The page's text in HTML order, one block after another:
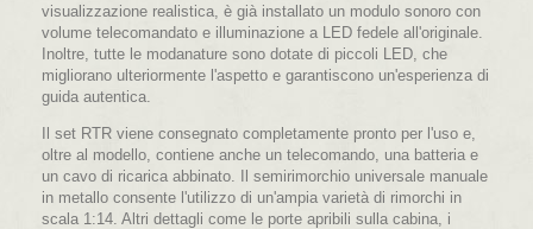
visualizzazione realistica, è già installato un modulo sonoro con
volume telecomandato e illuminazione a LED fedele all'originale.
Inoltre, tutte le modanature sono dotate di piccoli LED, che
migliorano ulteriormente l'aspetto e garantiscono un'esperienza di
guida autentica.
Il set RTR viene consegnato completamente pronto per l'uso e,
oltre al modello, contiene anche un telecomando, una batteria e
un cavo di ricarica abbinato. Il semirimorchio universale manuale
in metallo consente l'utilizzo di un'ampia varietà di rimorchi in
scala 1:14. Altri dettagli come le porte apribili sulla cabina, i